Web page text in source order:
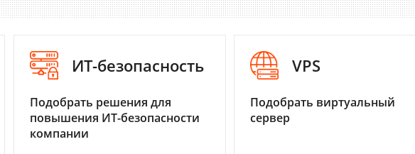
ИТ-безопасность
Подобрать решения для
повышения ИТ-безопасности
компании
VPS
Подобрать виртуальный
сервер